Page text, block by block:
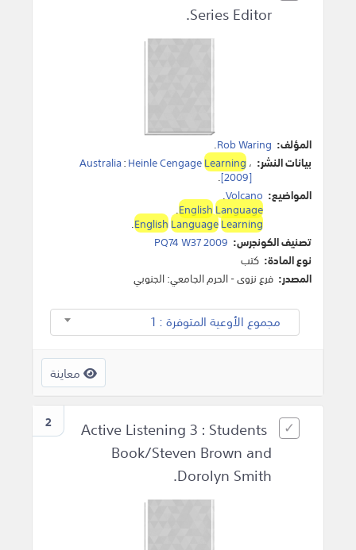
Series Editor.
المؤلف: Rob Waring
.
بيانات النشر:
Australia:Heinle CengageLearning،
[2009]
.
المواضيع: Volcano
.
EnglishLanguage
.
EnglishLanguageLearning
.
تصنيف الكونجرس: PQ74 W37 2009
نوع المادة: كتب
المصدر: فرع نزوى - الحرم الجامعي: الجنوبي
مجموع الأوعية المتوفرة : 1
معاينة
2
Active Listening 3 : Students
Book/Steven Brown and
Dorolyn Smith.